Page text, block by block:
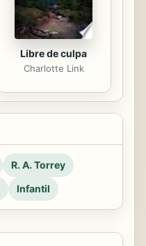
Libre de culpa
Charlotte Link
R. A. Torrey
Infantil